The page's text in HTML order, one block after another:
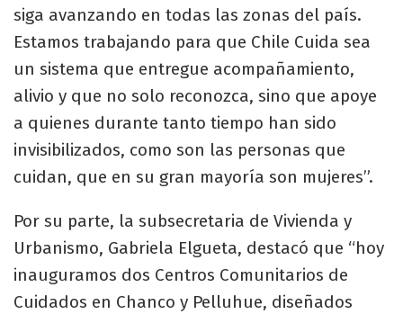
siga avanzando en todas las zonas del país.
Estamos trabajando para que Chile Cuida sea
un sistema que entregue acompañamiento,
alivio y que no solo reconozca, sino que apoye
a quienes durante tanto tiempo han sido
invisibilizados, como son las personas que
cuidan, que en su gran mayoría son mujeres”.
Por su parte, la subsecretaria de Vivienda y
Urbanismo, Gabriela Elgueta, destacó que “hoy
inauguramos dos Centros Comunitarios de
Cuidados en Chanco y Pelluhue, diseñados